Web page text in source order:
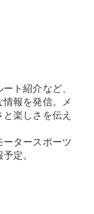
ト紹介など、
報を発信。メ
楽しさを伝え
タースポーツ
定。